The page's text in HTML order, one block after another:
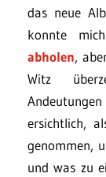
das neue
konnte
abholen,
Witz
ersichtlich,
genommen,
und was zu